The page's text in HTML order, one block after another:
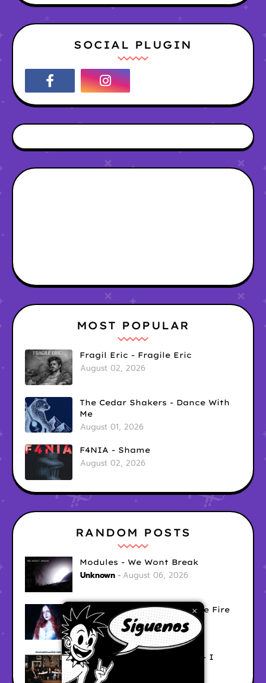
SOCIAL PLUGIN
×
MOST POPULAR
Fragil Eric - Fragile Eric
August 02, 2026
The Cedar Shakers - Dance With
Me
August 01, 2026
F4NIA - Shame
August 02, 2026
RANDOM POSTS
Modules - We Wont Break
Unknown August 06, 2026
Sara Diana - Her Hair's Like Fire
Ely August 05, 2026
Good Vibes Rollercoaster - I
Don't Care